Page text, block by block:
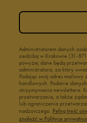
Administratorem danych
siedzibą w Krakowie (31-
powyżej dane będą
administratora, za który
Podając swój adres
handlowych. Podanie
otrzymywania newslettera.
przetwarzania, a także
lub ograniczenia
nadzorczego. Pełną treść
znaleźć w Polityce